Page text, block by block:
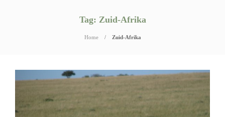
Tag: Zuid-Afrika
Home Zuid-Afrika